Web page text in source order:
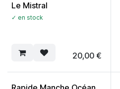
Le Mistral
✓ en stock
20,00€